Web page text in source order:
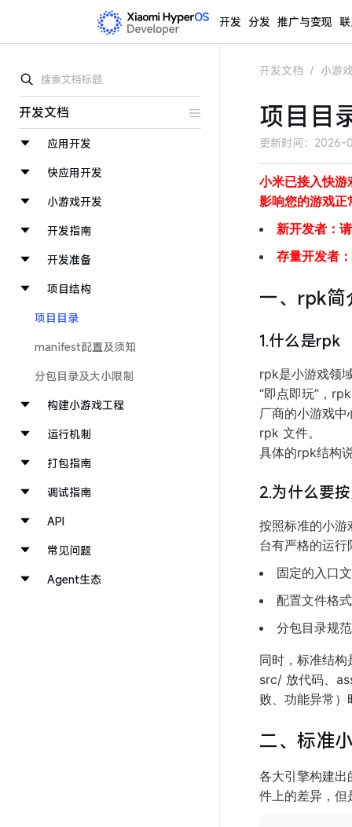
开发 分发 推广与变现
开发文档
应用开发
快应用开发
小游戏开发
开发指南
开发准备
项目结构
项目目录
manifest配置及须知
分包目录及大小限制
构建小游戏工程
运行机制
打包指南
调试指南
API
常见问题
Agent生态
开发文档 / 小游
项目目
更新时间： 2026-
小米已接入快
影响您的游戏正
新开发者：
存量开发者
一、rpk简
1.什么是rpk
rpk是小游戏领
“即点即玩”，
厂商的小游戏
rpk 文件。
具体的rpk结构
2.为什么要
按照标准的小游
台有严格的运行
固定的入口
配置文件格
分包目录规
同时，标准结构
src/ 放代码、
败、功能异常
二、标准
各大引擎构建出
件上的差异，但